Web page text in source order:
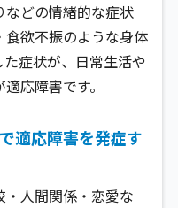
どの情緒的な症状
欲不振のような身体
症状が、日常生活や
応障害です。
適応障害を発症す
人間関係・恋愛な